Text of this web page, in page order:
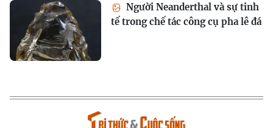
Người Neanderthal và sự tinh
tế trong chế tác công cụ pha lê đá